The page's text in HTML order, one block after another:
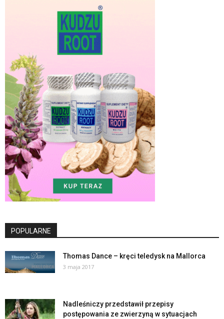
POPULARNE
Thomas Dance – kręci teledysk na Mallorca
3 maja 2017
Nadleśniczy przedstawił przepisy
postępowania ze zwierzyną w sytuacjach